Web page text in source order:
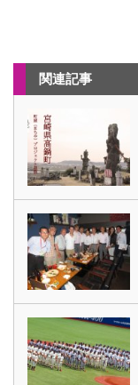
関連記事